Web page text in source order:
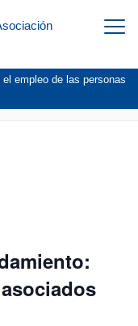
empleo de las personas